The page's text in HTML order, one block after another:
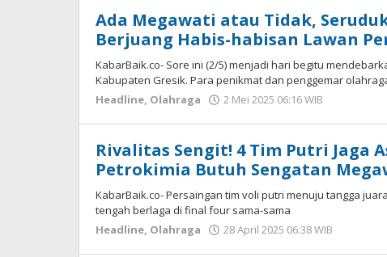
Ada Megawati atau Tidak,
Berjuang Habis-habisan Lawan
KabarBaik.co- Sore ini (2/5) menjadi hari begitu
Kabupaten Gresik. Para penikmat dan penggemar
Headline, Olahraga 2 Mei 2025 06:16 WIB
Rivalitas Sengit! 4 Tim Putri Jaga
Petrokimia Butuh Sengatan
KabarBaik.co- Persaingan tim voli putri menuju tangga
tengah berlaga di final four sama-sama
Headline, Olahraga 28 April 2025 06:38 WIB